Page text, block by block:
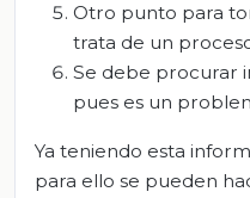
Otro punto para
trata de un
Se debe procurar
pues es un
Ya teniendo esta
para ello se pueden